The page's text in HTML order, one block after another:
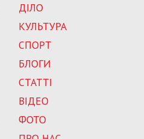
ДІЛО
КУЛЬТУРА
СПОРТ
БЛОГИ
СТАТТІ
ВІДЕО
ФОТО